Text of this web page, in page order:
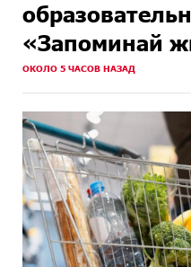
«Запоминай
ОКОЛО 5 ЧАСОВ НАЗАД